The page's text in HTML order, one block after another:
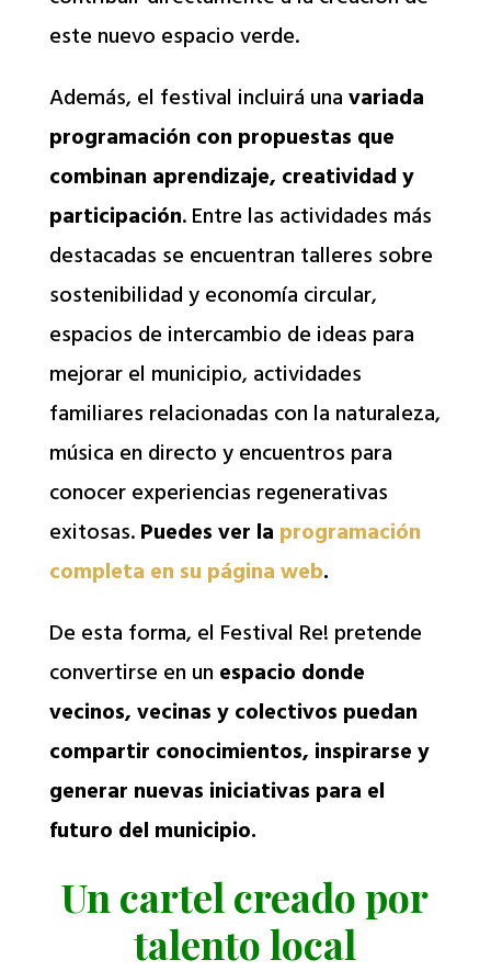
este nuevo espacio verde.
Además, el festival incluirá unavariada
programación con propuestas que
combinan aprendizaje, creatividad y
participación. Entre las actividades más
destacadas se encuentran talleres sobre
sostenibilidad y economía circular,
espacios de intercambio de ideas para
mejorar el municipio, actividades
familiares relacionadas con la naturaleza,
música en directo y encuentros para
conocer experiencias regenerativas
exitosas.Puedes ver la programación
completa en su página web.
De esta forma, el Festival Re! pretende
convertirse en un espacio donde
vecinos, vecinas y colectivos puedan
compartir conocimientos, inspirarse y
generar nuevas iniciativas para el
futuro del municipio.
Un cartel creado por
talento local